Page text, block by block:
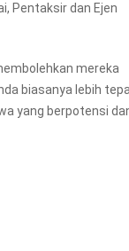
Pentaksir dan Ejen
mereka
biasanya lebih
yang berpotensi